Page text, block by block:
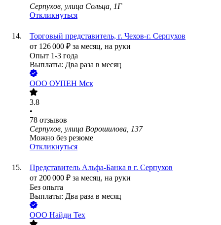
Серпухов, улица Сольца, 1Г
Откликнуться
Торговый представитель, г. Чехов-г. Серпухов
от 126 000 ₽ за месяц, на руки
Опыт 1-3 года
Выплаты: Два раза в месяц
ООО ОУПЕН Мск
3.8
•
78 отзывов
Серпухов, улица Ворошилова, 137
Можно без резюме
Откликнуться
Представитель Альфа-Банка в г. Серпухов
от 200 000 ₽ за месяц, на руки
Без опыта
Выплаты: Два раза в месяц
ООО Найди Тех